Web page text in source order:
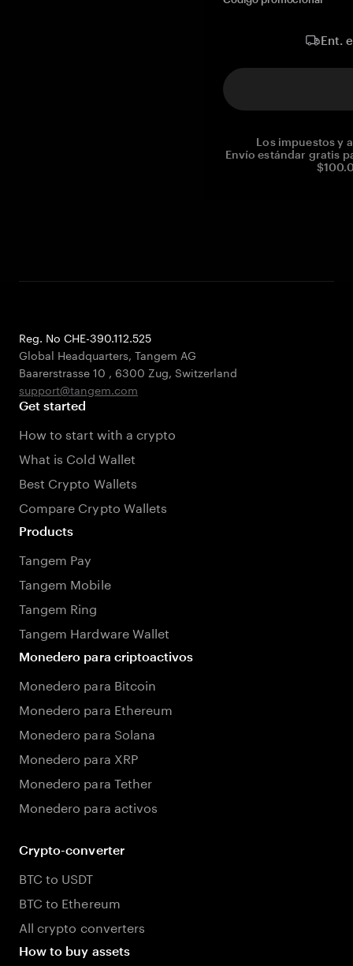
Ent.
Los impuestos y
Envío estándar gratis
Reg. No CHE-390.112.525
Global Headquarters, Tangem AG
Baarerstrasse 10 , 6300 Zug, Switzerland
support@tangem.com
Get started
How to start with a crypto
What is Cold Wallet
Best Crypto Wallets
Compare Crypto Wallets
Products
Tangem Pay
Tangem Mobile
Tangem Ring
Tangem Hardware Wallet
Monedero para criptoactivos
Monedero para Bitcoin
Monedero para Ethereum
Monedero para Solana
Monedero para XRP
Monedero para Tether
Monedero para activos
Crypto-converter
BTC to USDT
BTC to Ethereum
All crypto converters
How to buy assets